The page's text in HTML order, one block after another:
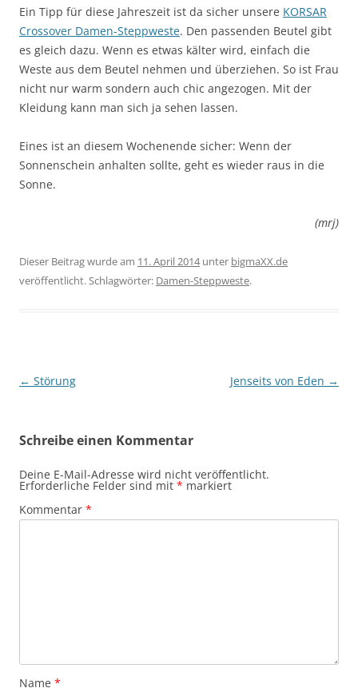
Ein Tipp für diese Jahreszeit ist da sicher unsere KORSAR
Crossover Damen-Steppweste. Den passenden Beutel gibt
es gleich dazu. Wenn es etwas kälter wird, einfach die
Weste aus dem Beutel nehmen und überziehen. So ist Frau
nicht nur warm sondern auch chic angezogen. Mit der
Kleidung kann man sich ja sehen lassen.
Eines ist an diesem Wochenende sicher: Wenn der
Sonnenschein anhalten sollte, geht es wieder raus in die
Sonne.
(mrj)
Dieser Beitrag wurde am 11. April 2014unter bigmaXX.de
veröffentlicht. Schlagwörter: Damen-Steppweste.
Beitragsnavigation
← Störung Jenseits von Eden →
Schreibe einen Kommentar
Deine E-Mail-Adresse wird nicht veröffentlicht.
Erforderliche Felder sind mit * markiert
Kommentar *
Name *